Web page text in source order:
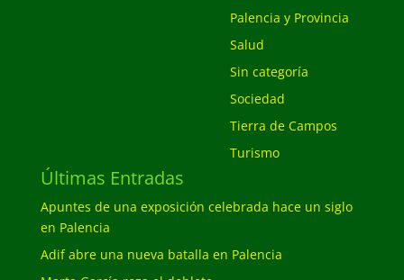
Palencia y Provincia
Salud
Sin categoría
Sociedad
Tierra de Campos
Turismo
Últimas Entradas
Apuntes de una exposición celebrada hace un siglo
en Palencia
Adif abre una nueva batalla en Palencia